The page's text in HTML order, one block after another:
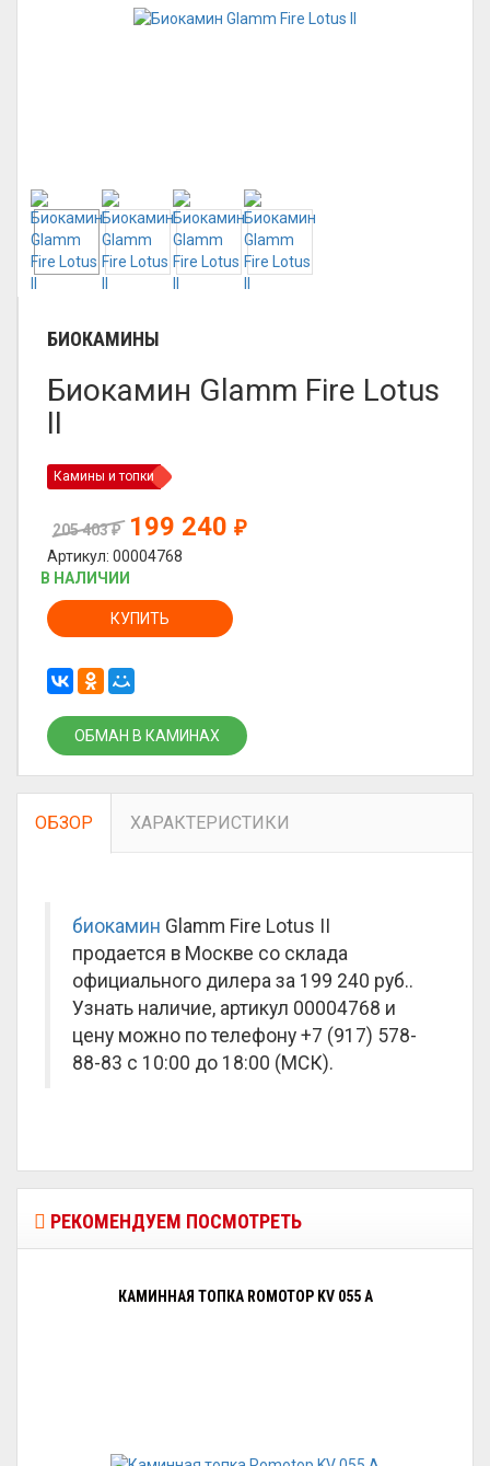
БИОКАМИНЫ
Биокамин Glamm Fire Lotus
II
Камины и топки
205 403₽ 199 240 ₽
Артикул: 00004768
В НАЛИЧИИ
КУПИТЬ
ОБМАН В КАМИНАХ
ОБЗОР ХАРАКТЕРИСТИКИ
биокамин Glamm Fire Lotus II
продается в Москве со склада
официального дилера за 199 240 руб..
Узнать наличие, артикул 00004768 и
цену можно по телефону +7 (917) 578-
88-83 с 10:00 до 18:00 (МСК).
РЕКОМЕНДУЕМ ПОСМОТРЕТЬ
КАМИННАЯ ТОПКА ROMOTOP KV 055 A